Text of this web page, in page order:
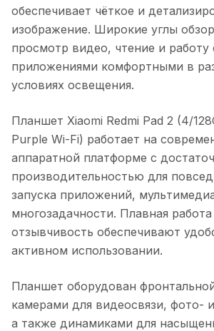
обеспечивает чёткое и
изображение. Широкие углы
просмотр видео, чтение и работу
приложениями комфортными в
условиях освещения.
Планшет Xiaomi Redmi Pad 2 (4/
Purple Wi-Fi) работает на
аппаратной платформе с
производительностью для
запуска приложений,
многозадачности. Плавная
отзывчивость обеспечивают
активном использовании.
Планшет оборудован
камерами для видеосвязи, фото-
а также динамиками для